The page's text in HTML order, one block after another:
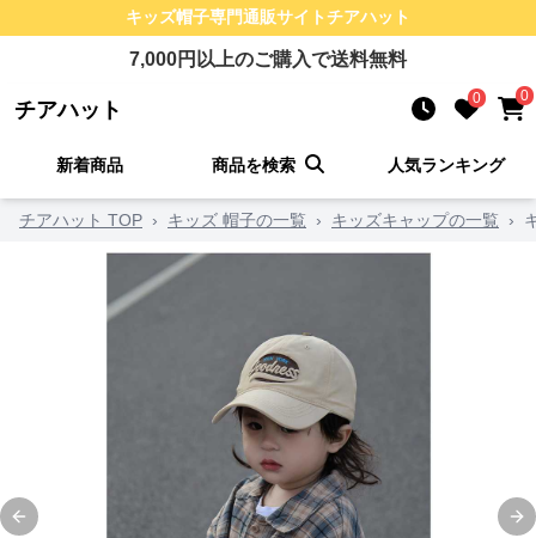
キッズ帽子専門通販サイトチアハット
7,000円以上のご購入で送料無料
チアハット 0 0
新着商品 商品を検索 人気ランキング
チアハット TOP › キッズ 帽子の一覧 › キッズキャップの一覧 ›
Previous slide